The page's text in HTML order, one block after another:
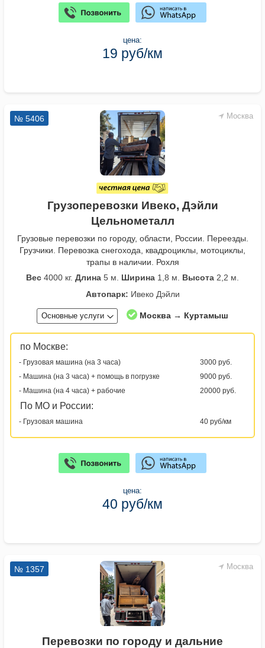
цена:
19 руб/км
Москва
№ 5406
Грузоперевозки Ивеко, Дэйли
Цельнометалл
Грузовые перевозки по городу, области, России. Переезды.
Грузчики. Перевозка снегохода, квадроциклы, мотоциклы,
трапы в наличии. Рохля
Вес 4000 кг. Длина 5 м. Ширина 1,8 м. Высота 2,2 м.
Автопарк: Ивеко Дэйли
Основные услуги Москва → Куртамыш
по Москве:
- Грузовая машина (на 3 часа)
3000 руб.
- Машина (на 3 часа) + помощь в погрузке
9000 руб.
- Машина (на 4 часа) + рабочие
20000 руб.
По МО и России:
- Грузовая машина 40 руб/км
цена:
40 руб/км
Москва
№ 1357
Перевозки по городу и дальние